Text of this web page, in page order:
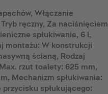
Włączanie
ręczny, Za naciśnięciem
spłukiwanie, 6 l,
montażu: W konstrukcji
ścianą, Rodzaj
rzut toalety: 625 mm,
Mechanizm spłukiwania:
spłukującego: